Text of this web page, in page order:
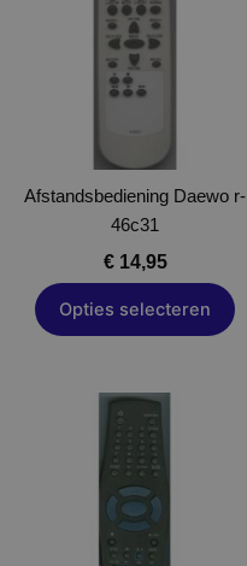
Afstandsbediening Daewo r-
46c31
€14,95
Opties selecteren
meerdere
variaties.
Deze
gekozen
worden
op
de
productpagina
Dit
product
heeft
meerdere
variaties.
Deze